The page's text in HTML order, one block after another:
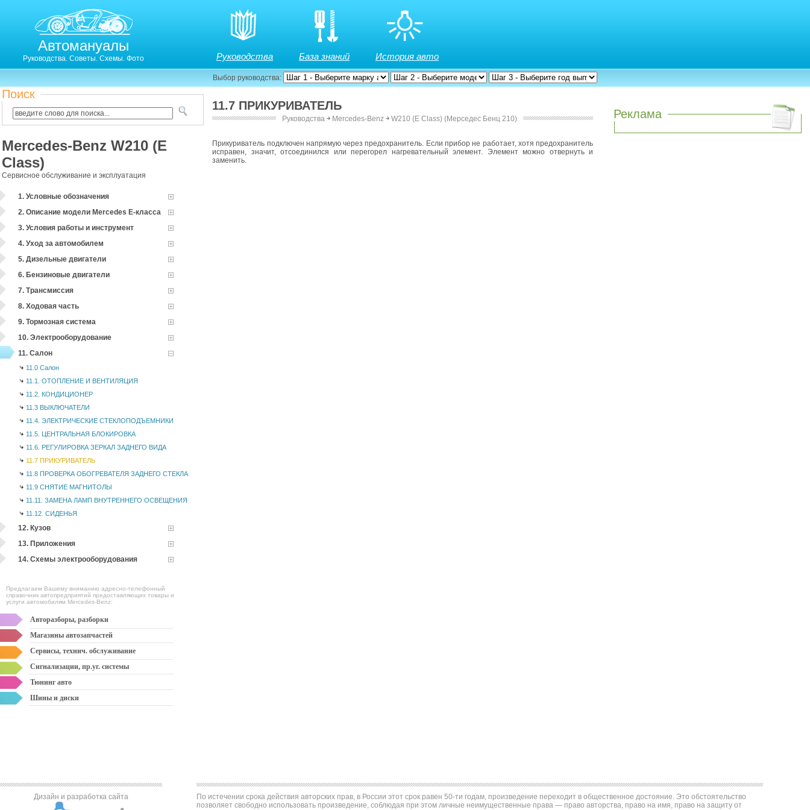
Автомануалы
Руководства. Советы. Схемы. Фото Руководства База знаний История авто
Выбор руководства:
Поиск
Mercedes-Benz W210 (E
Class)
Сервисное обслуживание и эксплуатация
1. Условные обозначения
2. Описание модели Mercedes Е-класса
3. Условия работы и инструмент
4. Уход за автомобилем
5. Дизельные двигатели
6. Бензиновые двигатели
7. Трансмиссия
8. Ходовая часть
9. Тормозная система
10. Электрооборудование
11. Салон
11.0 Салон
11.1. ОТОПЛЕНИЕ И ВЕНТИЛЯЦИЯ
11.2. КОНДИЦИОНЕР
11.3 ВЫКЛЮЧАТЕЛИ
11.4. ЭЛЕКТРИЧЕСКИЕ СТЕКЛОПОДЪЕМНИКИ
11.5. ЦЕНТРАЛЬНАЯ БЛОКИРОВКА
11.6. РЕГУЛИРОВКА ЗЕРКАЛ ЗАДНЕГО ВИДА
11.7 ПРИКУРИВАТЕЛЬ
11.8 ПРОВЕРКА ОБОГРЕВАТЕЛЯ ЗАДНЕГО СТЕКЛА
11.9 СНЯТИЕ МАГНИТОЛЫ
11.11. ЗАМЕНА ЛАМП ВНУТРЕННЕГО ОСВЕЩЕНИЯ
11.12. СИДЕНЬЯ
12. Кузов
13. Приложения
14. Схемы электрооборудования
Предлагаем Вашему вниманию адресно-телефонный
справочник автопредприятий предоставляющих товары и
услуги автомобилям Mercedes-Benz:
Авторазборы, разборки
Магазины автозапчастей
Сервисы, технич. обслуживание
Сигнализации, пр.уг. системы
Тюнинг авто
Шины и диски
11.7 ПРИКУРИВАТЕЛЬ
Руководства ￫ Mercedes-Benz ￫ W210 (E Class) (Мерседес Бенц 210)
Прикуриватель подключен напрямую через предохранитель. Если прибор не работает, хотя предохранитель
исправен, значит, отсоединился или перегорел нагревательный элемент. Элемент можно отвернуть и
заменить.
Реклама
Дизайн и разработка сайта
По истечении срока действия авторских прав, в России этот срок равен 50-ти годам, произведение переходит в общественное достояние. Это обстоятельство
позволяет свободно использовать произведение, соблюдая при этом личные неимущественные права — право авторства, право на имя, право на защиту от